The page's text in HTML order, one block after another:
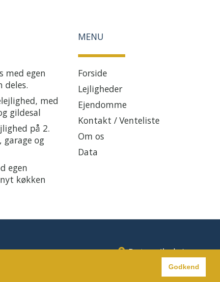
Godkend
med egen
deles.
med
gildesal
på 2.
garage og
egen
køkken
MENU
Forside
Lejligheder
Ejendomme
Kontakt / Venteliste
Om os
Data
Rutevejledning